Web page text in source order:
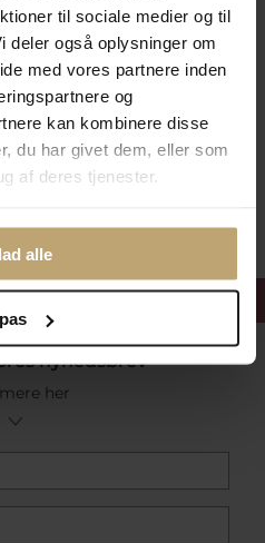
til sociale medier og til
deler også oplysninger om
med vores partnere inden
og
kan kombinere disse
du har givet dem, eller som
af deres tjenester.
alle
nyhedsbrev
her